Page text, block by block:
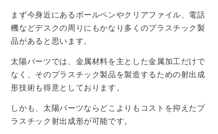
まず今身近にあるボールペンやクリアファイル、電話
機などデスクの周りにもかなり多くのプラスチック製
品があると思います。
太陽パーツでは、金属材料を主とした金属加工だけで
なく、そのプラスチック製品を製造するための射出成
形技術も得意としております。
しかも、太陽パーツならどこよりもコストを抑えたプ
ラスチック射出成形が可能です。